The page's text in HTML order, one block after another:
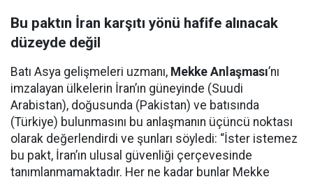
Bu paktın İran karşıtı yönü hafife alınacak
düzeyde değil
Batı Asya gelişmeleri uzmanı, Mekke Anlaşması’nı
imzalayan ülkelerin İran’ın güneyinde (Suudi
Arabistan), doğusunda (Pakistan) ve batısında
(Türkiye) bulunmasını bu anlaşmanın üçüncü noktası
olarak değerlendirdi ve şunları söyledi: “İster istemez
bu pakt, İran’ın ulusal güvenliği çerçevesinde
tanımlanmamaktadır. Her ne kadar bunlar Mekke